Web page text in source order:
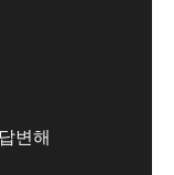
변해